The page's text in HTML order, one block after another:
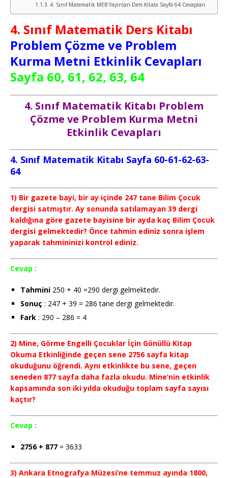
4. Sınıf Matematik MEB Yayınları Ders Kitabı Sayfa 64 Cevapları
4. Sınıf Matematik Ders Kitabı
Problem Çözme ve Problem
Kurma Metni Etkinlik Cevapları
Sayfa 60, 61, 62, 63, 64
4. Sınıf Matematik Kitabı Problem
Çözme ve Problem Kurma Metni
Etkinlik Cevapları
4. Sınıf Matematik Kitabı Sayfa 60-61-62-63-
64
1) Bir gazete bayi, bir ay içinde 247 tane Bilim Çocuk
dergisi satmıştır. Ay sonunda satılamayan 39 dergi
kaldığına göre gazete bayisine bir ayda kaç Bilim Çocuk
dergisi gelmektedir? Önce tahmin ediniz sonra işlem
yaparak tahmininizi kontrol ediniz.
Cevap :
Tahmini 250 + 40 =290 dergi gelmektedir.
Sonuç : 247 + 39 = 286 tane dergi gelmektedir.
Fark : 290 – 286 = 4
2) Mine, Görme Engelli Çocuklar İçin Gönüllü Kitap
Okuma Etkinliğinde geçen sene 2756 sayfa kitap
okuduğunu öğrendi. Aynı etkinlikte bu sene, geçen
seneden 877 sayfa daha fazla okudu. Mine’nin etkinlik
kapsamında son iki yılda okuduğu toplam sayfa sayısı
kaçtır?
Cevap :
2756 + 877 = 3633
3) Ankara Etnografya Müzesi’ne temmuz ayında 1800,